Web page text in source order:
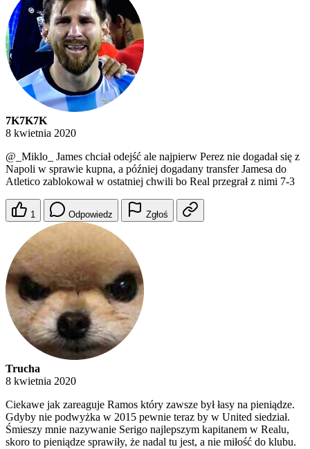
7K7K7K
8 kwietnia 2020
@_Miklo_
James chciał odejść ale najpierw Perez nie dogadał się z
Napoli w sprawie kupna, a później dogadany transfer Jamesa do
Atletico zablokował w ostatniej chwili bo Real przegrał z nimi 7-3
1 Odpowiedz Zgłoś
Trucha
8 kwietnia 2020
Ciekawe jak zareaguje Ramos który zawsze był łasy na pieniądze.
Gdyby nie podwyżka w 2015 pewnie teraz by w United siedział.
Śmieszy mnie nazywanie Serigo najlepszym kapitanem w Realu,
skoro to pieniądze sprawiły, że nadal tu jest, a nie miłość do klubu.